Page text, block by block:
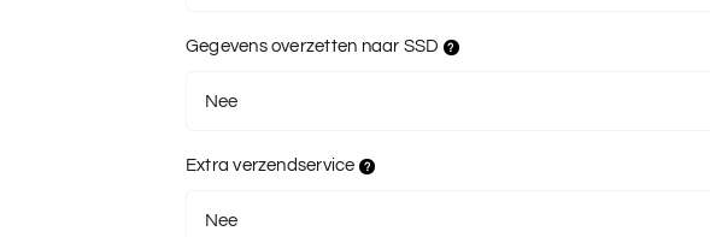
Gegevens overzetten naar SSD
Extra verzendservice